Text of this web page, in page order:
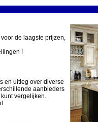
de laagste prijzen,
!
en uitleg over diverse
aanbieders
vergelijken.